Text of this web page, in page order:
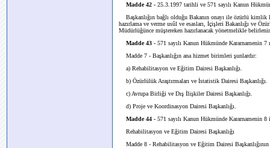
Madde 42 - 25.3.1997 tarihli ve 571 sayılı Kanun
Başkanlığın bağlı olduğu Bakanın onayı ile özürlü
hazırlama ve verme usûl ve esasları, İçişleri Bakanlığı ve
Müdürlüğünce müştereken hazırlanacak yönetmelikle
Madde 43 - 571 sayılı Kanun Hükmünde Kararnamenin
Madde 7 - Başkanlığın ana hizmet birimleri şunlardır:
a) Rehabilitasyon ve Eğitim Dairesi Başkanlığı.
b) Özürlülük Araştırmaları ve İstatistik Dairesi Başkanlığı.
c) Avrupa Birliği ve Dış İlişkiler Dairesi Başkanlığı.
d) Proje ve Koordinasyon Dairesi Başkanlığı.
Madde 44 - 571 sayılı Kanun Hükmünde Kararnamenin
Rehabilitasyon ve Eğitim Dairesi Başkanlığı
Madde 8 - Rehabilitasyon ve Eğitim Dairesi Başkanlığının